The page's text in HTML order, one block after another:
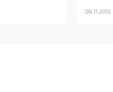
08.11.2015